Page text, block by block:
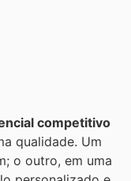
competitivo
qualidade. Um
o outro, em uma